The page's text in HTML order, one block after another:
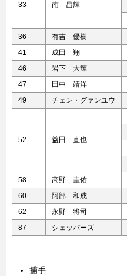
33 南 昌輝
36
有吉 優樹
41
成田 翔
46
岩下 大輝
47
田中 靖洋
49
チェン・グァンユウ
52 益田 直也
58
高野 圭佑
60
阿部 和成
62
永野 将司
87
シェッパーズ
捕手